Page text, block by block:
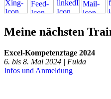
Meine nächsten
Excel-Kompetenztage 2024
6. bis 8. Mai 2024 | Fulda
Infos und Anmeldung